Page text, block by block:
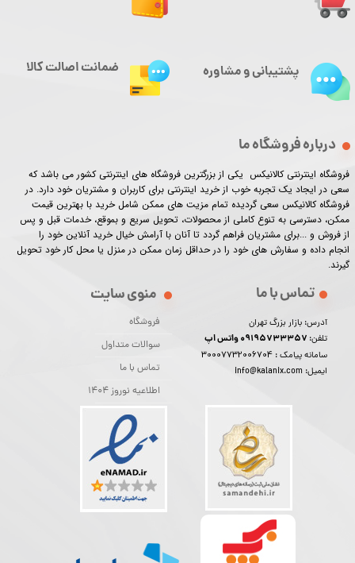
درباره فروشگاه ما
فروشگاه اینترنتی کالانیکس یکی از بزرگترین فروشگاه های اینترنتی کشور می باشد که
سعی در ایجاد یک تجربه خوب از خرید اینترنتی برای کاربران و مشتریان خود دارد. در
فروشگاه کالانیکس سعی گردیده تمام مزیت های ممکن شامل خرید با بهترین قیمت
ممکن، دسترسی به تنوع کاملی از محصولات، تحویل سریع و بموقع، خدمات قبل و پس
از فروش و ...برای مشتریان فراهم گردد تا آنان با آرامش خیال خرید آنلاین خود را
انجام داده و سفارش های خود را در حداقل زمان ممکن در منزل یا محل کار خود تحویل
گیرند.​​​​​​​
منوی سایت
فروشگاه
سوالات متداول
تماس با ما
اطلاعیه نوروز 1404
تماس با ما
آدرس: بازار بزرگ تهران
تلفن:
سامانه پیامک :30007732006704
ایمیل: info@kalanix.com
پشتیبانی و مشاوره ضمانت اصالت کالا